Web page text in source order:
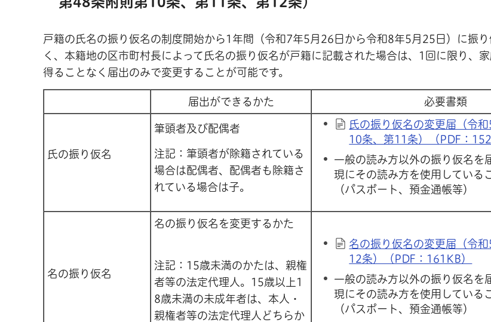
戸籍の氏名の振り仮名の制度開始から1年間（令和7年5月26日から令和8年5月25日）に振
く、本籍地の区市町村長によって氏名の振り仮名が戸籍に記載された場合は、1回に限り、
得ることなく届出のみで変更することが可能です。
届出ができるかた 必要書類
氏の振り仮名
筆頭者及び配偶者
注記：筆頭者が除籍されている
場合は配偶者、配偶者も除籍さ
れている場合は子。
氏の振り仮名の変更届（令
10条、第11条）（PDF：
一般の読み方以外の振り仮名を
現にその読み方を使用している
（パスポート、預金通帳等）
名の振り仮名
名の振り仮名を変更するかた
注記：15歳未満のかたは、親権
者等の法定代理人。15歳以上1
8歳未満の未成年者は、本人・
親権者等の法定代理人どちらか
名の振り仮名の変更届（令
12条）（PDF：161KB）
一般の読み方以外の振り仮名を
現にその読み方を使用している
（パスポート、預金通帳等）